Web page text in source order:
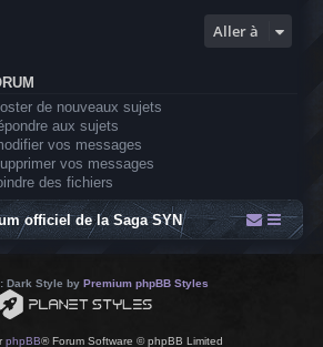
Aller à
de nouveaux sujets
aux sujets
vos messages
vos messages
des fichiers
officiel de la Saga SYN
Dark Style by Premium phpBB Styles
phpBB® Forum Software © phpBB Limited